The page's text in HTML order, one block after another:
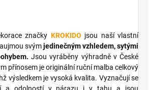
značky KROKIDO jsou naší vlastní
svýmjedinečným vzhledem, sytými
Jsou vyráběny výhradně v České
přínosem je originální ruční malba celkový
výsledkem je vysoká kvalita. Vyznačují se